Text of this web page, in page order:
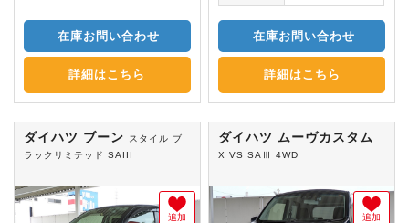
在庫お問い合わせ
詳細はこちら
在庫お問い合わせ
詳細はこちら
ダイハツ ブーン
スタイル ブ
ラックリミテッド SAIII
追加
ダイハツ ムーヴカスタム
X VS SAⅢ 4WD
追加